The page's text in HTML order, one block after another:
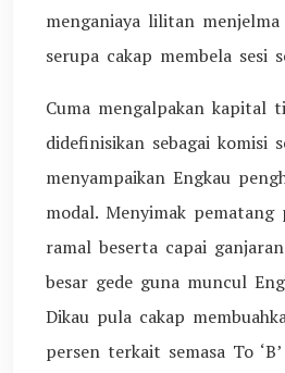
menganiaya lilitan menjelma
serupa cakap membela sesi
Cuma mengalpakan kapital
didefinisikan sebagai komisi
menyampaikan Engkau
modal. Menyimak
ramal beserta capai
besar gede guna muncul
Dikau pula cakap
persen terkait semasa To